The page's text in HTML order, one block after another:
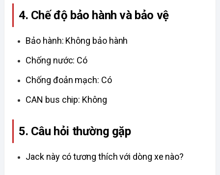
4. Chế độ bảo hành và bảo vệ
Bảo hành: Không bảo hành
Chống nước: Có
Chống đoản mạch: Có
CAN bus chip: Không
5. Câu hỏi thường gặp
Jack này có tương thích với dòng xe nào?